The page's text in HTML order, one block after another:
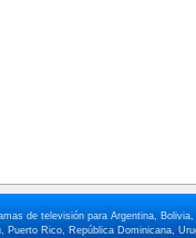
de televisión para Argentina,
Puerto Rico, República Dominicana,